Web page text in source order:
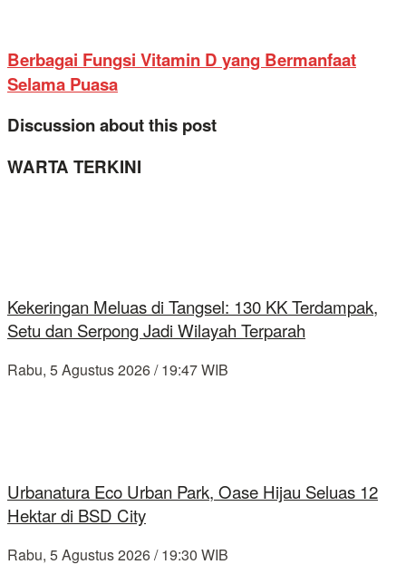
Berbagai Fungsi Vitamin D yang Bermanfaat
Selama Puasa
Discussion about this post
WARTA TERKINI
Kekeringan Meluas di Tangsel: 130 KK Terdampak,
Setu dan Serpong Jadi Wilayah Terparah
Rabu, 5 Agustus 2026 / 19:47 WIB
Urbanatura Eco Urban Park, Oase Hijau Seluas 12
Hektar di BSD City
Rabu, 5 Agustus 2026 / 19:30 WIB